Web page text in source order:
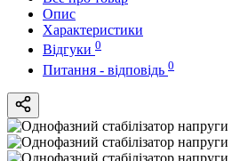
Опис
Характеристики
Відгуки 0
Питання - відповідь 0